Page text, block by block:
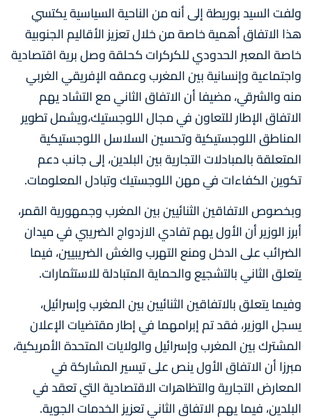
ولفت السيد بوريطة إلى أنه من الناحية السياسية يكتسي
هذا الاتفاق أهمية خاصة من خلال تعزيز الأقاليم الجنوبية
خاصة المعبر الحدودي للكركرات كحلقة وصل برية اقتصادية
واجتماعية وإنسانية بين المغرب وعمقه الإفريقي الغربي
منه والشرقي، مضيفا أن الاتفاق الثاني مع التشاد يهم
الاتفاق الإطار للتعاون في مجال اللوجستيك،ويشمل تطوير
المناطق اللوجستيكية وتحسين السلاسل اللوجستيكية
المتعلقة بالمبادلات التجارية بين البلدين، إلى جانب دعم
تكوين الكفاءات في مهن اللوجستيك وتبادل المعلومات.
وبخصوص الاتفاقين الثنائيين بين المغرب وجمهورية القمر،
أبرز الوزير أن الأول يهم تفادي الازدواج الضريبي في ميدان
الضرائب على الدخل ومنع التهرب والغش الضريبيين، فيما
يتعلق الثاني بالتشجيع والحماية المتبادلة للاستثمارات.
وفيما يتعلق بالاتفاقين الثنائيين بين المغرب وإسرائيل،
يسجل الوزير، فقد تم إبرامهما في إطار مقتضيات الإعلان
المشترك بين المغرب وإسرائيل والولايات المتحدة الأمريكية،
مبرزا أن الاتفاق الأول ينص على تيسير المشاركة في
المعارض التجارية والتظاهرات الاقتصادية التي تعقد في
البلدين، فيما يهم الاتفاق الثاني تعزيز الخدمات الجوية.